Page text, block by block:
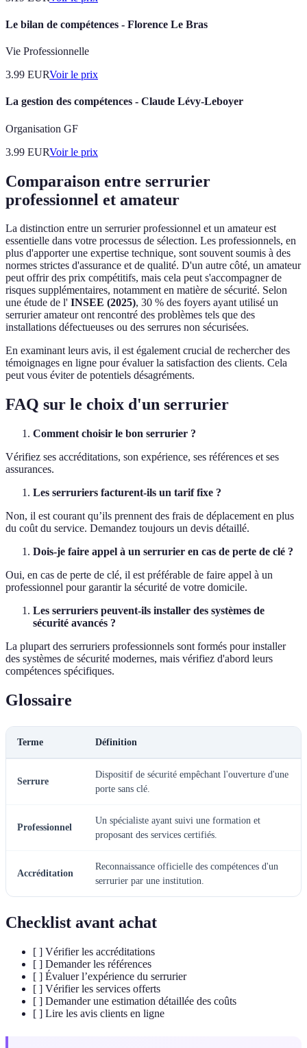
Le bilan de compétences - Florence Le Bras
Vie Professionnelle
3.99 EURVoir le prix
La gestion des compétences - Claude Lévy-Leboyer
Organisation GF
3.99 EURVoir le prix
Comparaison entre serrurier
professionnel et amateur
La distinction entre un serrurier professionnel et un amateur est
essentielle dans votre processus de sélection. Les professionnels, en
plus d'apporter une expertise technique, sont souvent soumis à des
normes strictes d'assurance et de qualité. D'un autre côté, un amateur
peut offrir des prix compétitifs, mais cela peut s'accompagner de
risques supplémentaires, notamment en matière de sécurité. Selon
une étude de l' INSEE (2025), 30 % des foyers ayant utilisé un
serrurier amateur ont rencontré des problèmes tels que des
installations défectueuses ou des serrures non sécurisées.
En examinant leurs avis, il est également crucial de rechercher des
témoignages en ligne pour évaluer la satisfaction des clients. Cela
peut vous éviter de potentiels désagréments.
FAQ sur le choix d'un serrurier
Comment choisir le bon serrurier ?
Vérifiez ses accréditations, son expérience, ses références et ses
assurances.
Les serruriers facturent-ils un tarif fixe ?
Non, il est courant qu’ils prennent des frais de déplacement en plus
du coût du service. Demandez toujours un devis détaillé.
Dois-je faire appel à un serrurier en cas de perte de clé ?
Oui, en cas de perte de clé, il est préférable de faire appel à un
professionnel pour garantir la sécurité de votre domicile.
Les serruriers peuvent-ils installer des systèmes de
sécurité avancés ?
La plupart des serruriers professionnels sont formés pour installer
des systèmes de sécurité modernes, mais vérifiez d'abord leurs
compétences spécifiques.
Glossaire
Terme Définition
Serrure
Dispositif de sécurité empêchant l'ouverture d'une
porte sans clé.
Professionnel
Un spécialiste ayant suivi une formation et
proposant des services certifiés.
Accréditation
Reconnaissance officielle des compétences d'un
serrurier par une institution.
Checklist avant achat
[ ] Vérifier les accréditations
[ ] Demander les références
[ ] Évaluer l’expérience du serrurier
[ ] Vérifier les services offerts
[ ] Demander une estimation détaillée des coûts
[ ] Lire les avis clients en ligne